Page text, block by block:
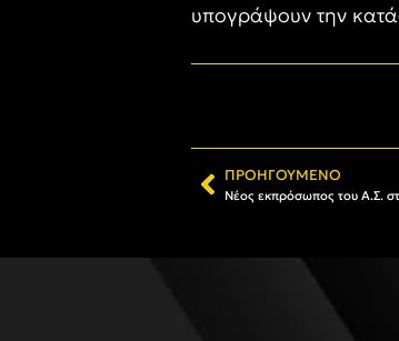
υπογράψουν την
ΠΡΟΗΓΟΎΜΕΝΟ
Νέος εκπρόσωπος του Α.Σ.